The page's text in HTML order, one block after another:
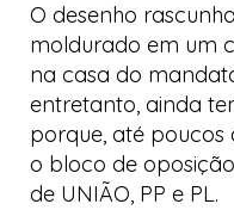
O desenho
moldurado em um
na casa do
entretanto, ainda
porque, até poucos
o bloco de
de UNIÃO, PP e PL.